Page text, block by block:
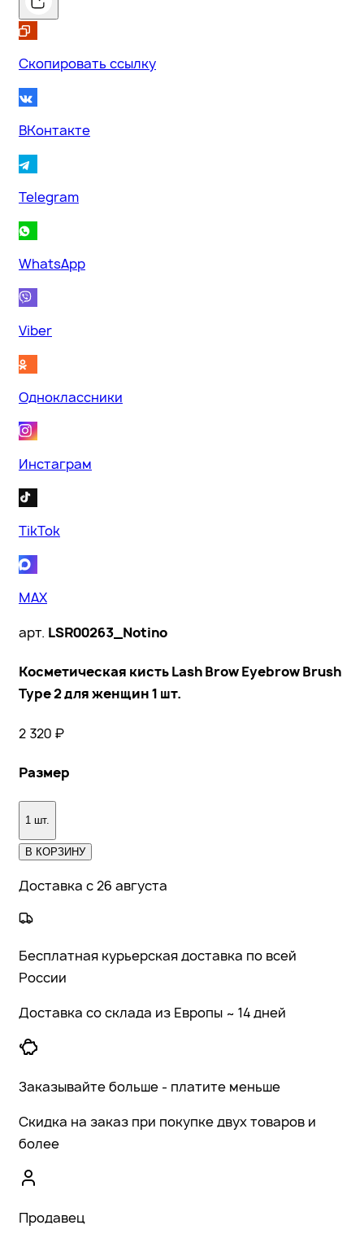
Скопировать ссылку
ВКонтакте
Telegram
WhatsApp
Viber
Одноклассники
Инстаграм
TikTok
MAX
арт. LSR00263_Notino
Косметическая кисть Lash Brow Eyebrow Brush
Type 2 для женщин 1 шт.
2 320 ₽
Размер
1 шт.
В КОРЗИНУ
Доставка с 26 августа
Бесплатная курьерская доставка по всей
России
Доставка со склада из Европы ~ 14 дней
Заказывайте больше - платите меньше
Скидка на заказ при покупке двух товаров и
более
Продавец